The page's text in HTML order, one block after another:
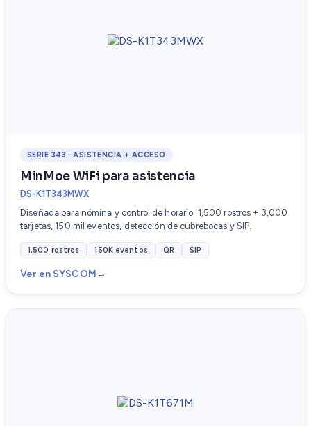
SERIE 343 · ASISTENCIA + ACCESO
MinMoe WiFi para asistencia
DS-K1T343MWX
Diseñada para nómina y control de horario. 1,500 rostros + 3,000
tarjetas, 150 mil eventos, detección de cubrebocas y SIP.
1,500 rostros 150K eventos QR SIP
Ver en SYSCOM